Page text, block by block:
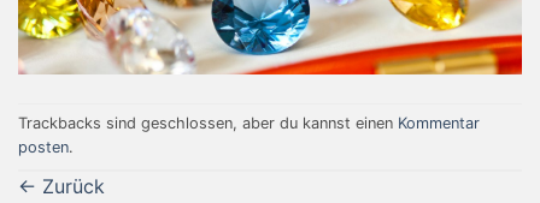
Trackbacks sind geschlossen, aber du kannst einen Kommentar
posten.
← Zurück